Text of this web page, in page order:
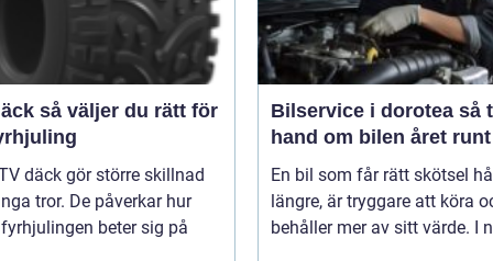
du rätt för
däck gör större skillnad
tror. De påverkar hur
beter sig på
Bilservice i dorotea så tar du
hand om bilen året runt
En bil som får rätt skötsel
längre, är tryggare att köra
behåller mer av sitt värde. I